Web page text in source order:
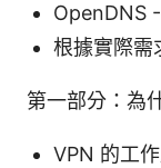
OpenDNS
根據實際需
第一部分：為
VPN 的工